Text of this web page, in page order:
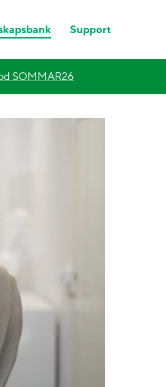
Support
SOMMAR26